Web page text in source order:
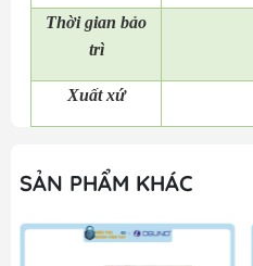
Thời gian bảo
trì
Xuất xứ
SẢN PHẨM KHÁC